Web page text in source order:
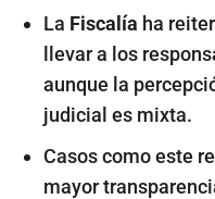
La Fiscalía ha
llevar a los
aunque la
judicial es mixta.
Casos como este
mayor